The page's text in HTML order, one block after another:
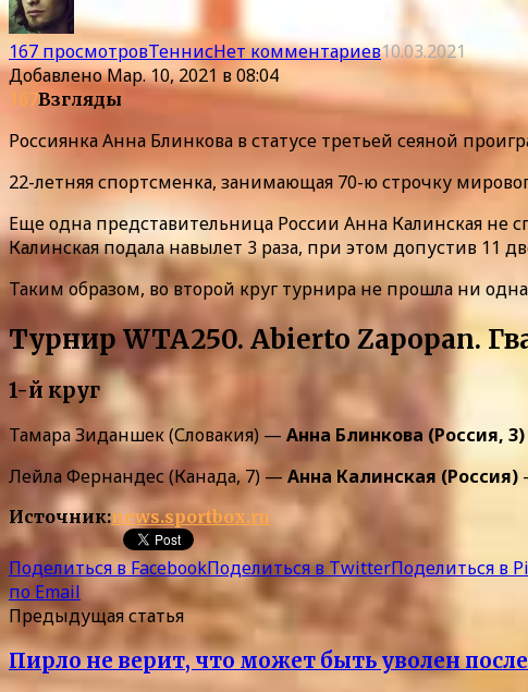
167 просмотровТеннисНет комментариев10.03.2021
ДобавленоМар. 10, 2021 в 08:04
167Взгляды
Россиянка Анна Блинкова в статусе третьей сеяной
22-летняя спортсменка, занимающая 70-ю строчку
Еще одна представительница России Анна Калинская не
Калинская подала навылет 3 раза, при этом допустив 11
Таким образом, во второй круг турнира не прошла ни
Турнир WTA250. Abierto Zapopan.
1-й круг
Тамара Зиданшек (Словакия) — Анна Блинкова (Россия, 3)
Лейла Фернандес (Канада, 7) — Анна Калинская (Россия)
Источник:news.sportbox.ru
Поделиться в FacebookПоделиться в TwitterПоделиться в
по Email
Предыдущая статья
Пирло не верит, что может быть уволен